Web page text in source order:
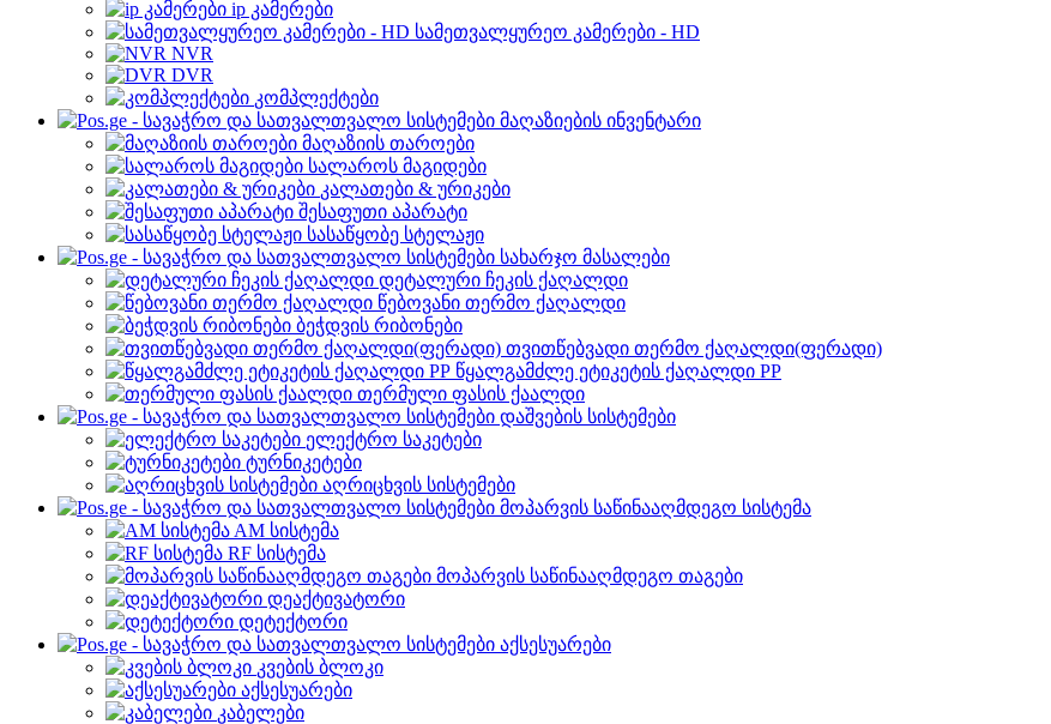
ip კამერები
სამეთვალყურეო კამერები - HD
NVR
DVR
კომპლექტები
მაღაზიების ინვენტარი
მაღაზიის თაროები
სალაროს მაგიდები
კალათები & ურიკები
შესაფუთი აპარატი
სასაწყობე სტელაჟი
სახარჯო მასალები
დეტალური ჩეკის ქაღალდი
წებოვანი თერმო ქაღალდი
ბეჭდვის რიბონები
თვითწებვადი თერმო ქაღალდი(ფერადი)
წყალგამძლე ეტიკეტის ქაღალდი PP
თერმული ფასის ქაალდი
დაშვების სისტემები
ელექტრო საკეტები
ტურნიკეტები
აღრიცხვის სისტემები
მოპარვის საწინააღმდეგო სისტემა
AM სისტემა
RF სისტემა
მოპარვის საწინააღმდეგო თაგები
დეაქტივატორი
დეტექტორი
აქსესუარები
კვების ბლოკი
აქსესუარები
კაბელები